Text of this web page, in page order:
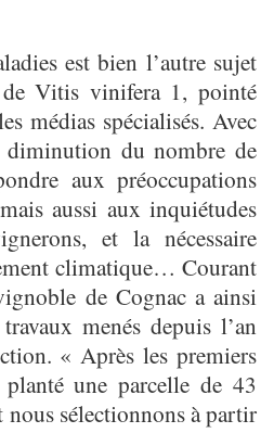
est bien l’autre sujet
Vitis vinifera 1, pointé
médias spécialisés. Avec
du nombre de
aux préoccupations
aussi aux inquiétudes
et la nécessaire
climatique… Courant
de Cognac a ainsi
menés depuis l’an
« Après les premiers
une parcelle de 43
nous sélectionnons à partir